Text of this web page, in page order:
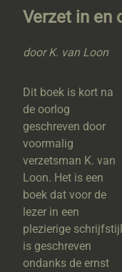
Verzet in en
door K. van Loon
Dit boek is kort na
de oorlog
geschreven door
voormalig
verzetsman K. van
Loon. Het is een
boek dat voor de
lezer in een
plezierige schrijfstijl
is geschreven
ondanks de ernst